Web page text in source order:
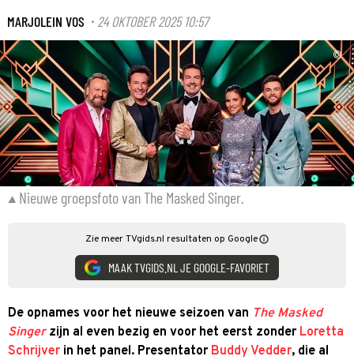
MARJOLEIN VOS · 24 OKTOBER 2025 10:57
©
Nieuwe groepsfoto van The Masked Singer.
Zie meer TVgids.nl resultaten op Google
MAAK TVGIDS.NL JE GOOGLE-FAVORIET
De opnames voor het nieuwe seizoen van The Masked
Singer zijn al even bezig en voor het eerst zonder Loretta
Schrijver in het panel. Presentator Buddy Vedder, die al